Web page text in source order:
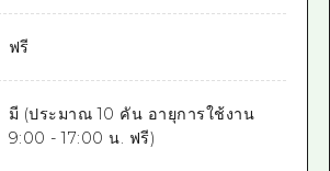
ฟรี
มี (ประมาณ 10 คัน อายุการใช้งาน
9:00 - 17:00 น. ฟรี)